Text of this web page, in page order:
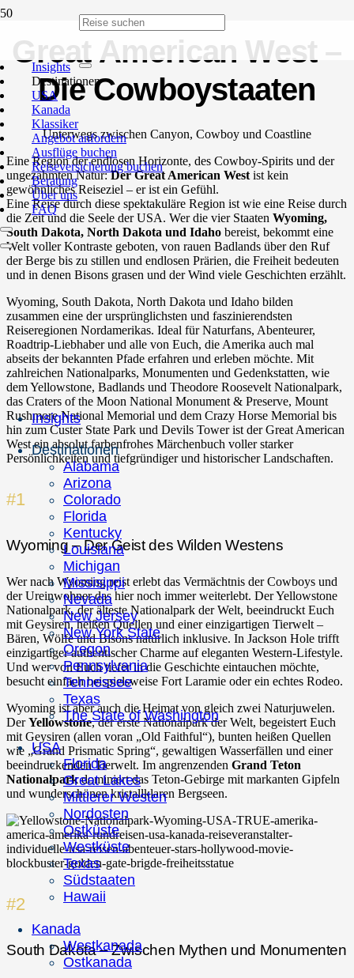
Insights
Destinationen
USA
Kanada
Klassiker
Angebot anfordern
Ausflüge buchen
Reiseversicherung buchen
Beratung
Über uns
FAQ
Insights
Destinationen
Alabama
Arizona
Colorado
Florida
Kentucky
Louisiana
Michigan
Missisippi
Nevada
New Jersey
New York State
Oregon
Pennsylvania
Tennessee
Texas
The State of Washington
USA
Florida
Great Lakes
Mittlerer Westen
Nordosten
Ostküste
Westküste
Texas
Südstaaten
Hawaii
Kanada
Westkanada
Ostkanada
Great American West –
Die Cowboystaaten
Unterwegs zwischen Canyon, Cowboy und Coastline
Eine Region der endlosen Horizonte, des Cowboy-Spirits und der
ungezähmten Natur:Der Great American West ist kein
gewöhnliches Reiseziel – er ist ein Gefühl.
Eine Reise durch diese spektakuläre Region ist wie eine Reise durch
die Zeit und die Seele der USA. Wer die vier Staaten Wyoming,
South Dakota, North Dakota und Idaho bereist, bekommt eine
Welt voller Kontraste geboten, von rauen Badlands über den Ruf
der Berge bis zu stillen und endlosen Prärien, die Freiheit bedeuten
und in denen Bisons grasen und der Wind viele Geschichten erzählt.
Wyoming, South Dakota, North Dakota und Idaho bilden
zusammen eine der ursprünglichsten und faszinierendsten
Reiseregionen Nordamerikas. Ideal für Naturfans, Abenteurer,
Roadtrip-Liebhaber und alle von Euch, die Amerika auch mal
abseits der bekannten Pfade erfahren und erleben möchte. Mit
zahlreichen Nationalparks, Monumenten und Gedenkstatten, wie
dem Yellowstone, Badlands und Theodore Roosevelt Nationalpark,
das Craters of the Moon National Monument & Preserve, Mount
Rushmore National Memorial und dem Crazy Horse Memorial bis
hin zum Custer State Park und Devils Tower ist der Great American
West ein absolut farbenfrohes Märchenbuch voller starker
Persönlichkeiten und tiefgründiger und historischer Landschaften.
#1
Wyoming – Der Geist des Wilden Westens
Wer nach Wyoming reist erlebt das Vermächtnis der Cowboys und
der Ureinwohner das hier noch immer weiterlebt. Der Yellowstone
Nationalpark, der älteste Nationalpark der Welt, beeindruckt Euch
mit Geysiren, heißen Quellen und einer einzigartigen Tierwelt –
Bären, Wölfe und Bisons natürlich inklusive. In Jackson Hole trifft
einzigartiger authentischer Charme auf eleganten Western-Lifestyle.
Und wer von Euch tiefer in die Geschichte eintauchen möchte,
besucht einfach beispielsweise Fort Laramie oder ein echtes Rodeo.
Wyoming ist aber auch die Heimat von gleich zwei Naturjuwelen.
DerYellowstone, der erste Nationalpark der Welt, begeistert Euch
mit Geysiren (allen voran „Old Faithful“), bunten heißen Quellen
wie „Grand Prismatic Spring“, gewaltigen Wasserfällen und einer
beeindruckenden Tierwelt. Im angrenzenden Grand Teton
Nationalparkdominiert das Teton-Gebirge mit markanten Gipfeln
und wunderschönen kristallklaren Bergseen.
#2
South Dakota – Zwischen Mythen und Monumenten